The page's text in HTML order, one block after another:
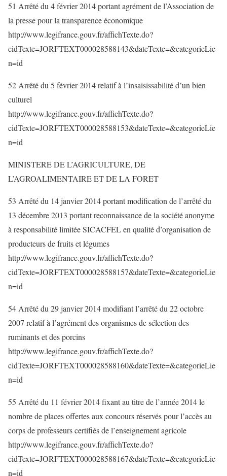
51 Arrêté du 4 février 2014 portant agrément de l’Association de
la presse pour la transparence économique
http://www.legifrance.gouv.fr/affichTexte.do?
cidTexte=JORFTEXT000028588143&dateTexte=&categorieLie
n=id
52 Arrêté du 5 février 2014 relatif à l’insaisissabilité d’un bien
culturel
http://www.legifrance.gouv.fr/affichTexte.do?
cidTexte=JORFTEXT000028588153&dateTexte=&categorieLie
n=id
MINISTERE DE L’AGRICULTURE, DE
L’AGROALIMENTAIRE ET DE LA FORET
53 Arrêté du 14 janvier 2014 portant modification de l’arrêté du
13 décembre 2013 portant reconnaissance de la société anonyme
à responsabilité limitée SICACFEL en qualité d’organisation de
producteurs de fruits et légumes
http://www.legifrance.gouv.fr/affichTexte.do?
cidTexte=JORFTEXT000028588157&dateTexte=&categorieLie
n=id
54 Arrêté du 29 janvier 2014 modifiant l’arrêté du 22 octobre
2007 relatif à l’agrément des organismes de sélection des
ruminants et des porcins
http://www.legifrance.gouv.fr/affichTexte.do?
cidTexte=JORFTEXT000028588160&dateTexte=&categorieLie
n=id
55 Arrêté du 11 février 2014 fixant au titre de l’année 2014 le
nombre de places offertes aux concours réservés pour l’accès au
corps de professeurs certifiés de l’enseignement agricole
http://www.legifrance.gouv.fr/affichTexte.do?
cidTexte=JORFTEXT000028588167&dateTexte=&categorieLie
n=id